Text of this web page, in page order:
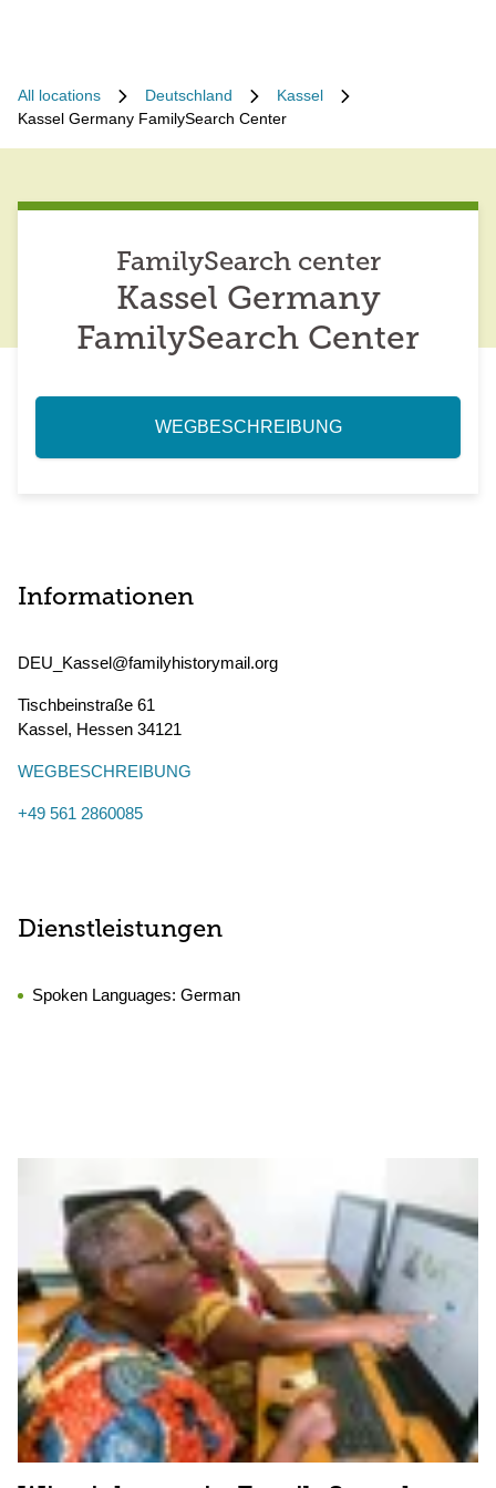
All locations Deutschland
Kassel
Kassel Germany FamilySearch Center
FamilySearch center
Kassel Germany
FamilySearch Center
WEGBESCHREIBUNG
Informationen
DEU_Kassel@familyhistorymail.org
Tischbeinstraße 61
Kassel, Hessen 34121
WEGBESCHREIBUNG
+49 561 2860085
Dienstleistungen
Spoken Languages: German